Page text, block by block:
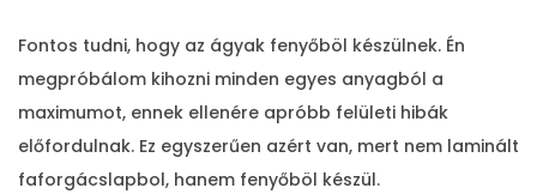
Fontos tudni, hogy az ágyak fenyőböl készülnek. Én
megpróbálom kihozni minden egyes anyagból a
maximumot, ennek ellenére apróbb felületi hibák
előfordulnak. Ez egyszerűen azért van, mert nem laminált
faforgácslapbol, hanem fenyőböl készül.